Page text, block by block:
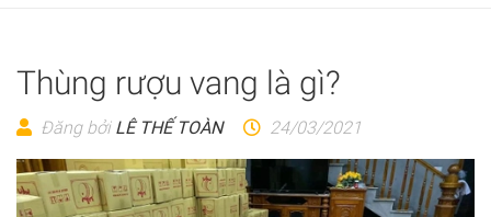
Thùng rượu vang là gì?
Đăng bởi LÊ THẾ TOÀN 24/03/2021